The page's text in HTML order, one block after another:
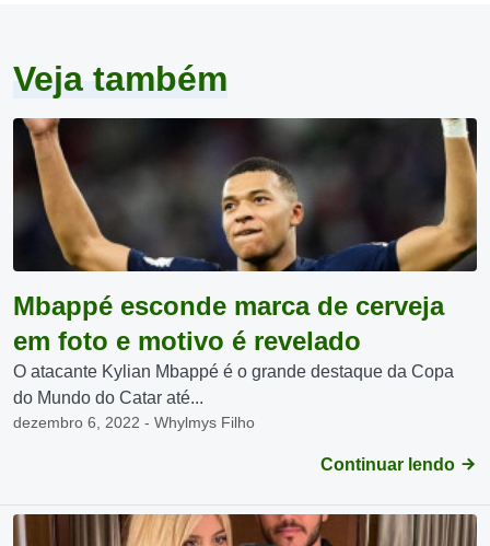
Veja também
Mbappé esconde marca de cerveja
em foto e motivo é revelado
O atacante Kylian Mbappé é o grande destaque da Copa
do Mundo do Catar até...
dezembro 6, 2022 - Whylmys Filho
Continuar lendo